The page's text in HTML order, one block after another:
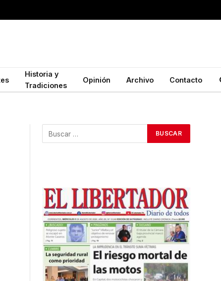
Historia y
Tradiciones
Opinión Archivo Contacto